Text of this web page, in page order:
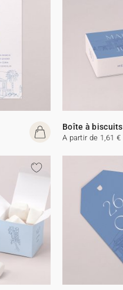
Boîte à biscuits
A partir de 1,61 €